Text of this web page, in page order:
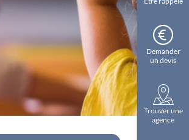
Demander
un devis
Trouver une
agence